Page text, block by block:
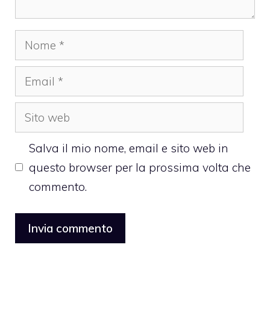
Nome
Email
Sito
web
Salva il mio nome, email e sito web in
questo browser per la prossima volta che
commento.